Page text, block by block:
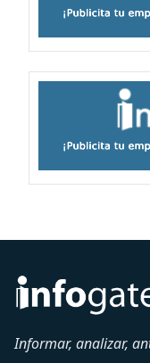
Informar, analizar,